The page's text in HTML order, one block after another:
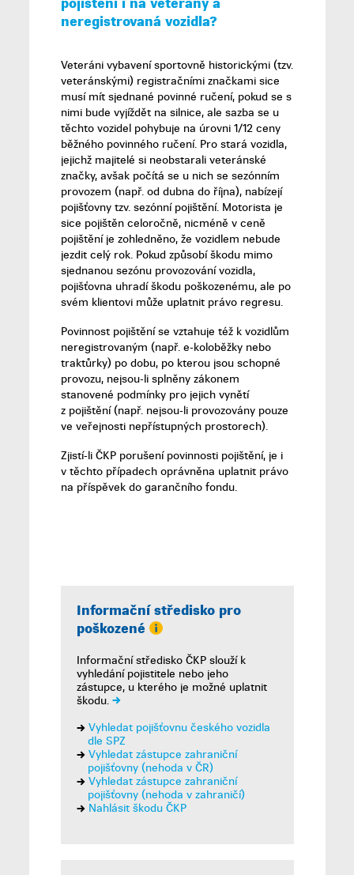
pojištění i na veterány a
neregistrovaná vozidla?
Veteráni vybavení sportovně historickými (tzv.
veteránskými) registračními značkami sice
musí mít sjednané povinné ručení, pokud se s
nimi bude vyjíždět na silnice, ale sazba se u
těchto vozidel pohybuje na úrovni 1/12 ceny
běžného povinného ručení. Pro stará vozidla,
jejichž majitelé si neobstarali veteránské
značky, avšak počítá se u nich se sezónním
provozem (např. od dubna do října), nabízejí
pojišťovny tzv. sezónní pojištění. Motorista je
sice pojištěn celoročně, nicméně v ceně
pojištění je zohledněno, že vozidlem nebude
jezdit celý rok. Pokud způsobí škodu mimo
sjednanou sezónu provozování vozidla,
pojišťovna uhradí škodu poškozenému, ale po
svém klientovi může uplatnit právo regresu.
Povinnost pojištění se vztahuje též k vozidlům
neregistrovaným (např. e-koloběžky nebo
traktůrky) po dobu, po kterou jsou schopné
provozu, nejsou-li splněny zákonem
stanovené podmínky pro jejich vynětí
z pojištění (např. nejsou-li provozovány pouze
ve veřejnosti nepřístupných prostorech).
Zjistí-li ČKP porušení povinnosti pojištění, je i
v těchto případech oprávněna uplatnit právo
na příspěvek do garančního fondu.
Informační středisko pro
poškozené
Informační středisko ČKP slouží k
vyhledání pojistitele nebo jeho
zástupce, u kterého je možné uplatnit
škodu.
Vyhledat pojišťovnu českého vozidla
dle SPZ
Vyhledat zástupce zahraniční
pojišťovny (nehoda v ČR)
Vyhledat zástupce zahraniční
pojišťovny (nehoda v zahraničí)
Nahlásit škodu ČKP